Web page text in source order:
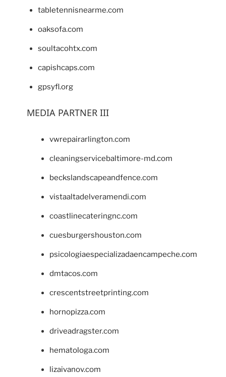
tabletennisnearme.com
oaksofa.com
soultacohtx.com
capishcaps.com
gpsyfl.org
MEDIA PARTNER III
vwrepairarlington.com
cleaningservicebaltimore-md.com
beckslandscapeandfence.com
vistaaltadelveramendi.com
coastlinecateringnc.com
cuesburgershouston.com
psicologiaespecializadaencampeche.com
dmtacos.com
crescentstreetprinting.com
hornopizza.com
driveadragster.com
hematologa.com
lizaivanov.com